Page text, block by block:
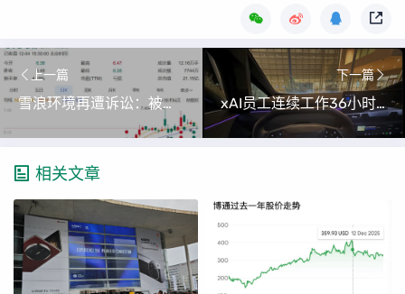
上一篇
雪浪环境再遭诉讼：被苏州银行追债4900万，负债率超93%股价却涨近35%
下一篇
xAI员工连续工作36小时获同事致敬，马斯克笑哭回应
相关文章